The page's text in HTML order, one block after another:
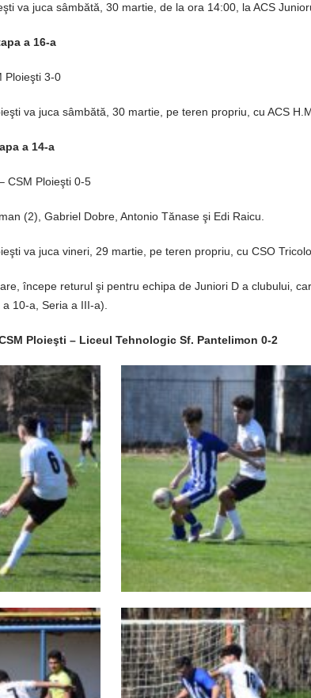
va juca sâmbătă, 30 martie, de la ora 14:00, la ACS
a 16-a
Ploieşti 3-0
va juca sâmbătă, 30 martie, pe teren propriu, cu ACS
a 14-a
CSM Ploieşti 0-5
(2), Gabriel Dobre, Antonio Tănase şi Edi Raicu.
va juca vineri, 29 martie, pe teren propriu, cu CSO
începe returul şi pentru echipa de Juniori D a clubului,
10-a, Seria a III-a).
Ploieşti – Liceul Tehnologic Sf. Pantelimon 0-2